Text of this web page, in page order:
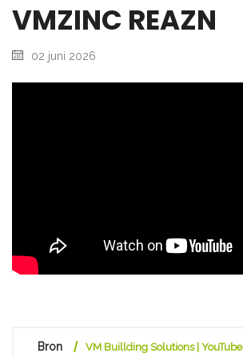
VMZINC REAZN
02 juni 2026
Bron VM Buillding Solutions | YouTube